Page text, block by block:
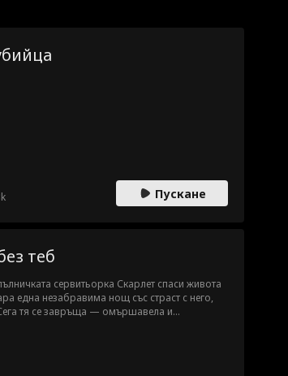
Пускане
теб
сервитьорка Скарлет спаси живота
една незабравима нощ със страст с него,
тя се завръща — омършавела и